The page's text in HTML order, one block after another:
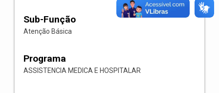
Sub-Função
Atenção Básica
Programa
ASSISTENCIA MEDICA E HOSPITALAR